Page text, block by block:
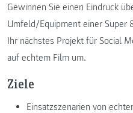
Gewinnen Sie einen Eindruck
Umfeld/Equipment einer Super
Ihr nächstes Projekt für Social
auf echtem Film um.
Ziele
Einsatzszenarien von